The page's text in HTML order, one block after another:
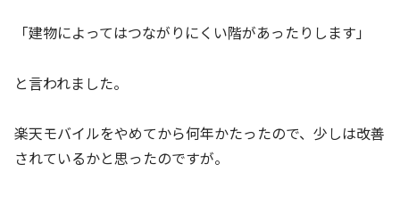
「建物によってはつながりにくい階があったりします」
と言われました。
楽天モバイルをやめてから何年かたったので、少しは改善
されているかと思ったのですが。